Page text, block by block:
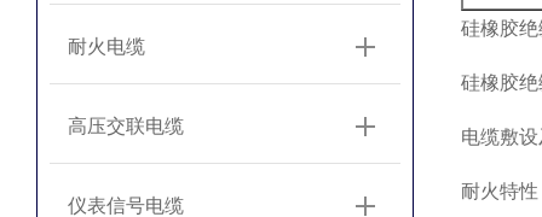
耐火电缆
高压交联电缆
仪表信号电缆
硅橡胶
硅橡胶
电缆敷
耐火特